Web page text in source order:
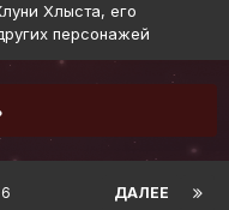
Хлыста, его
персонажей
ДАЛЕЕ